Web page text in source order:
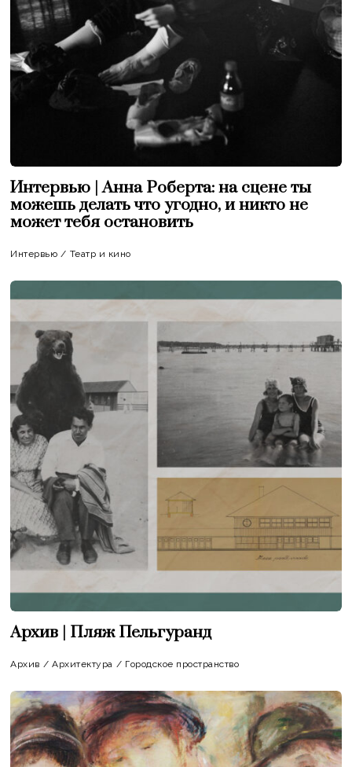
Интервью | Анна Роберта: на сцене ты
можешь делать что угодно, и никто не
может тебя остановить
Интервью / Театр и кино
Архив | Пляж Пельгуранд
Архив / Архитектура / Городское пространство